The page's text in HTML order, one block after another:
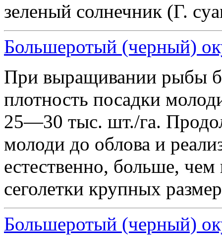
зеленый солнечник (Г.
Большеротый (черный)
При выращивании рыбы
плотность посадки
25—30 тыс. шт./га.
молоди до облова и
естественно, больше,
сеголетки крупных
Большеротый (черный)